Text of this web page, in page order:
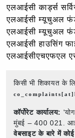
एलआईसी कार्ड्स
एलआईसी म्यूचुअल फंड
एलआईसी म्यूचुअल
एलआईसी हाउसिंग
एलआईसीएचएफएल
किसी भी शिकायत के
कॉर्पोरेट कार्यालय:
मुंबई – 400 021.
वेबसाइट के बारे में